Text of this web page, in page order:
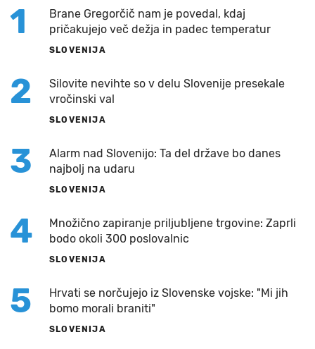
1
Brane Gregorčič nam je povedal, kdaj
pričakujejo več dežja in padec temperatur
SLOVENIJA
2
Silovite nevihte so v delu Slovenije presekale
vročinski val
SLOVENIJA
3
Alarm nad Slovenijo: Ta del države bo danes
najbolj na udaru
SLOVENIJA
4
Množično zapiranje priljubljene trgovine: Zaprli
bodo okoli 300 poslovalnic
SLOVENIJA
5
Hrvati se norčujejo iz Slovenske vojske: "Mi jih
bomo morali braniti"
SLOVENIJA